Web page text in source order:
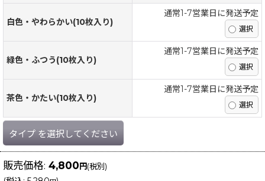
白色・やわらかい(10枚入り)
通常1-7営業日に発送予定
緑色・ふつう(10枚入り)
通常1-7営業日に発送予定
茶色・かたい(10枚入り)
通常1-7営業日に発送予定
タイプ を選択してください
販売価格: 4,800円(税別)